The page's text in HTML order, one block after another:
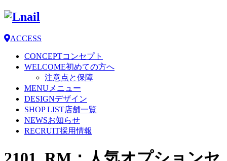
ACCESS
CONCEPTコンセプト
WELCOME初めての方へ
注意点と保障
MENU メニュー
DESIGNデザイン
SHOP LIST店舗一覧
NEWSお知らせ
RECRUIT採用情報